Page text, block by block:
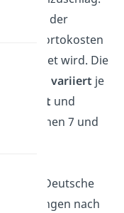
der
die Portokosten
berechnet wird. Die
variiert je
und
zwischen 7 und
Die Deutsche
verlangen nach